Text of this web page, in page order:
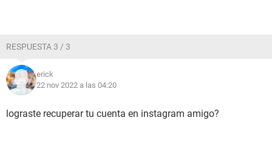
RESPUESTA 3 / 3
erick
22 nov 2022 a las 04:20
lograste recuperar tu cuenta en instagram amigo?